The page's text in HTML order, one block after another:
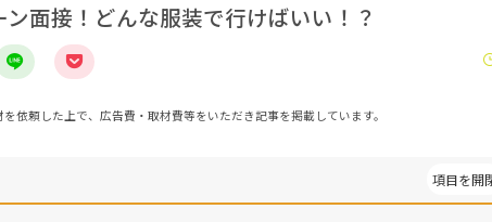
面接！どんな服装で行けばいい！？
依頼した上で、広告費・取材費等をいただき記事を掲載しています。